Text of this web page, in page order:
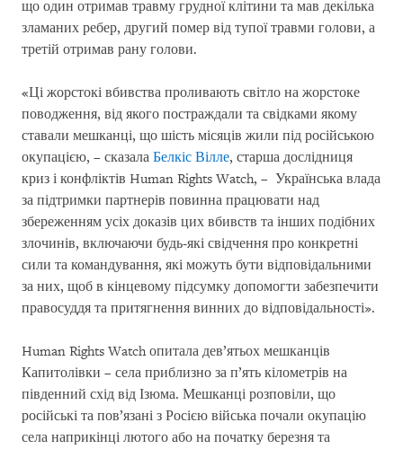
що один отримав травму грудної клітини та мав декілька
зламаних ребер, другий помер від тупої травми голови, а
третій отримав рану голови.
«Ці жорстокі вбивства проливають світло на жорстоке
поводження, від якого постраждали та свідками якому
ставали мешканці, що шість місяців жили під російською
окупацією, – сказала Белкіс Вілле, старша дослідниця
криз і конфліктів Human Rights Watch, – Українська влада
за підтримки партнерів повинна працювати над
збереженням усіх доказів цих вбивств та інших подібних
злочинів, включаючи будь-які свідчення про конкретні
сили та командування, які можуть бути відповідальними
за них, щоб в кінцевому підсумку допомогти забезпечити
правосуддя та притягнення винних до відповідальності».
Human Rights Watch опитала дев’ятьох мешканців
Капитолівки – села приблизно за п’ять кілометрів на
південний схід від Ізюма. Мешканці розповіли, що
російські та пов’язані з Росією війська почали окупацію
села наприкінці лютого або на початку березня та